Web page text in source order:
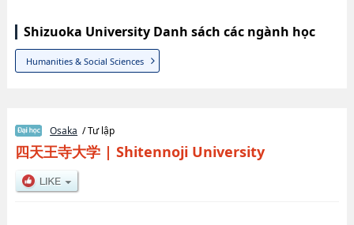
Shizuoka University Danh sách các ngành học
Humanities & Social Sciences
Osaka / Tư lập
四天王寺大学| Shitennoji University